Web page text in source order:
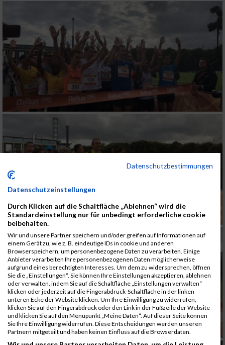
Datenschutzbestimmungen
Datenschutzeinstellungen
Durch Klicken auf die Schaltfläche „Ablehnen“ wird die
Standardeinstellung nur für unbedingt erforderliche cookie
beibehalten.
Wir und unsere Partner speichern und/oder greifen auf Informationen auf
einem Gerät zu, wie z. B. eindeutige IDs in cookie und anderen
Browserspeichern, um personenbezogene Daten zu verarbeiten. Einige
Anbieter verarbeiten Ihre personenbezogenen Daten möglicherweise
aufgrund eines berechtigten Interesses. Um dem zu widersprechen, öffnen
Sie die „Einstellungen“. Sie können Ihre Einstellungen akzeptieren, ablehnen
oder verwalten, indem Sie auf die Schaltfläche „Einstellungen verwalten“
klicken oder jederzeit auf die Fingerabdruck-Schaltfläche in der linken
unteren Ecke der Website klicken. Um Ihre Einwilligung zu widerrufen,
klicken Sie auf den Fingerabdruck oder den Link in der Fußzeile der Website
und klicken Sie auf den Menüpunkt „Meine Daten“. Auf dieser Seite können
Sie Ihre Einwilligung widerrufen. Diese Entscheidungen werden unseren
Partnern mitgeteilt und haben keinen Einfluss auf die Browserdaten.